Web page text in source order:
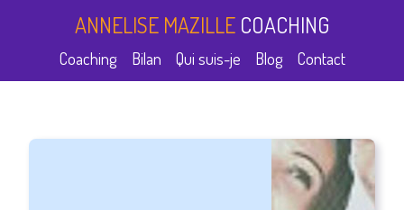
ANNELISE MAZILLE COACHING
Coaching Bilan Qui suis-je Blog Contact